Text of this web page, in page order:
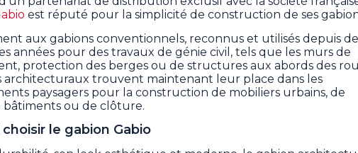
est réputé pour la simplicité de construction de ses
aux gabions conventionnels, reconnus et utilisés depuis de
années pour des travaux de génie civil, tels que les murs de
protection des berges ou de structures aux abords des
architecturaux trouvent maintenant leur place dans les
paysagers pour la construction de mobiliers urbains, de
bâtiments ou de clôture.
le gabion Gabio